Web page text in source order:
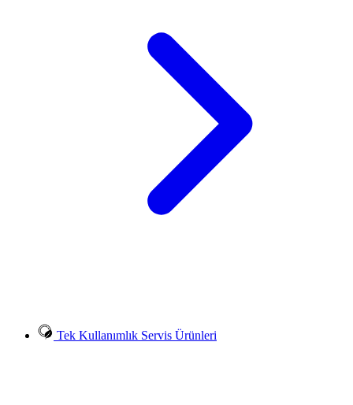
Tek Kullanımlık Servis Ürünleri